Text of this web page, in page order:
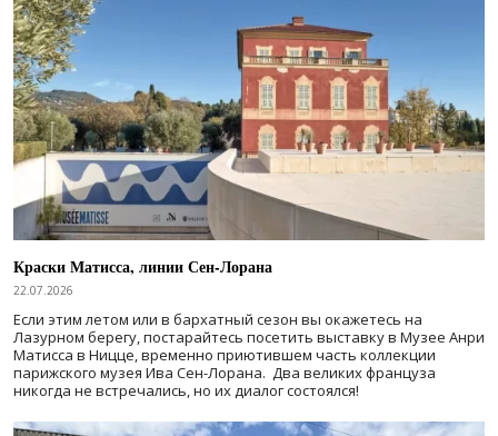
Краски Матисса, линии Сен-Лорана
22.07.2026
Если этим летом или в бархатный сезон вы окажетесь на
Лазурном берегу, постарайтесь посетить выставку в Музее Анри
Матисса в Ницце, временно приютившем часть коллекции
парижского музея Ива Сен-Лорана. Два великих француза
никогда не встречались, но их диалог состоялся!